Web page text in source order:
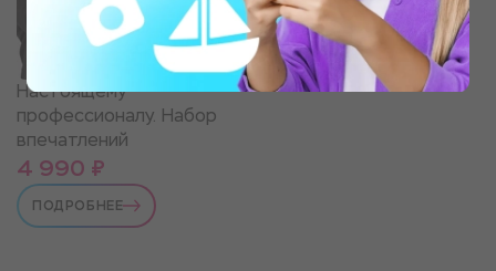
Настоящему
профессионалу. Набор
впечатлений
4 990 ₽
ПОДРОБНЕЕ